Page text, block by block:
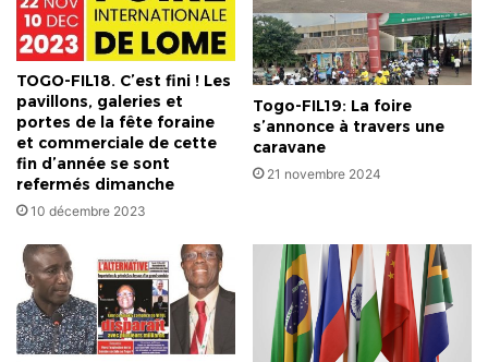
TOGO-FIL18. C’est fini ! Les
pavillons, galeries et
portes de la fête foraine
et commerciale de cette
fin d’année se sont
refermés dimanche
10 décembre 2023
Togo-FIL19: La foire
s’annonce à travers une
caravane
21 novembre 2024